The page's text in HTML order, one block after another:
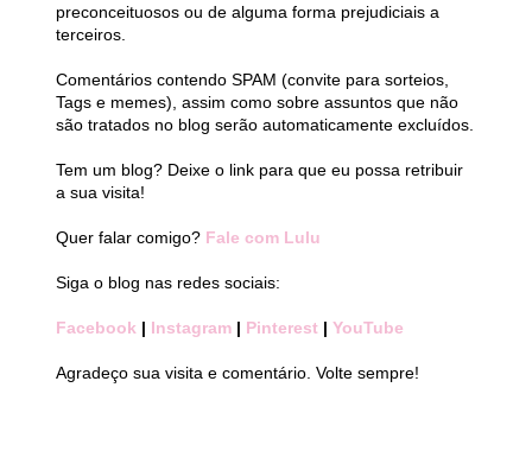
preconceituosos ou de alguma forma prejudiciais a
terceiros.
Comentários contendo SPAM (convite para sorteios,
Tags e memes), assim como sobre assuntos que não
são tratados no blog serão automaticamente excluídos.
Tem um blog? Deixe o link para que eu possa retribuir
a sua visita!
Quer falar comigo? Fale com Lulu
Siga o blog nas redes sociais:
Facebook | Instagram | Pinterest | YouTube
Agradeço sua visita e comentário. Volte sempre!